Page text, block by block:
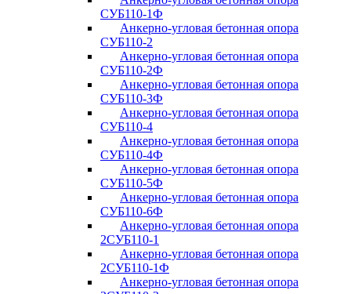
СУБ110-1Ф
Анкерно-угловая бетонная опора
СУБ110-2
Анкерно-угловая бетонная опора
СУБ110-2Ф
Анкерно-угловая бетонная опора
СУБ110-3Ф
Анкерно-угловая бетонная опора
СУБ110-4
Анкерно-угловая бетонная опора
СУБ110-4Ф
Анкерно-угловая бетонная опора
СУБ110-5Ф
Анкерно-угловая бетонная опора
СУБ110-6Ф
Анкерно-угловая бетонная опора
2СУБ110-1
Анкерно-угловая бетонная опора
2СУБ110-1Ф
Анкерно-угловая бетонная опора